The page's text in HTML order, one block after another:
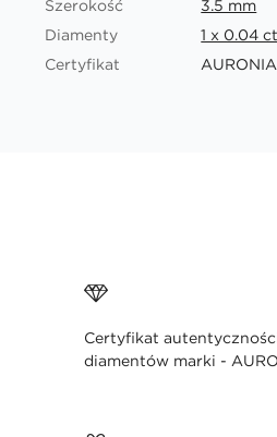
Szerokość
3.5 mm
Diamenty
1 x 0.04
Certyfikat
Certyfikat
diamentów marki -